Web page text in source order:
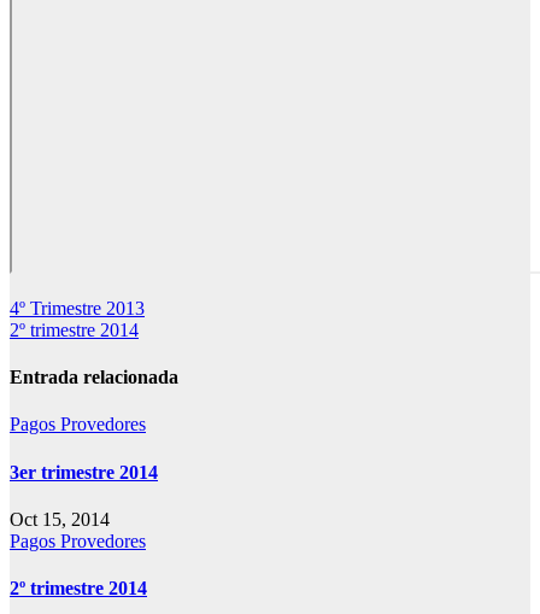
Navegación
de
entradas
4º Trimestre 2013
2º trimestre 2014
Entrada relacionada
Pagos Provedores
3er trimestre 2014
Oct 15, 2014
Pagos Provedores
2º trimestre 2014